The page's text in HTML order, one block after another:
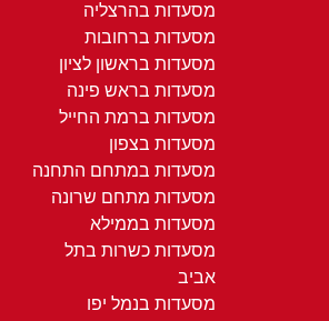
מסעדות בהרצליה
מסעדות ברחובות
מסעדות בראשון לציון
מסעדות בראש פינה
מסעדות ברמת החייל
מסעדות בצפון
מסעדות במתחם התחנה
מסעדות מתחם שרונה
מסעדות בממילא
מסעדות כשרות בתל
אביב
מסעדות בנמל יפו